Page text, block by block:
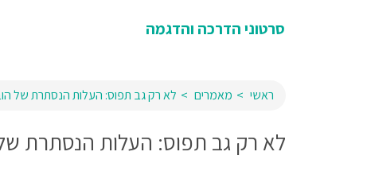
סרטוני הדרכה והדגמה
ראשי מאמרים לא רק גב תפוס: העלות הנסתרת של
לא רק גב תפוס: העלות הנסתרת